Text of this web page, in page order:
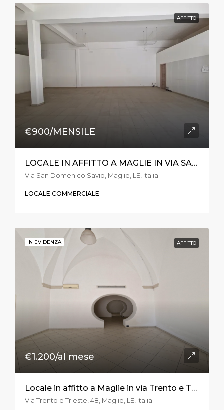
AFFITTO
€900/MENSILE
LOCALE IN AFFITTO A MAGLIE IN VIA SAN DOMENICO SAVIO
Via San Domenico Savio, Maglie, LE, Italia
LOCALE COMMERCIALE
IN EVIDENZA AFFITTO
€1.200/al mese
Locale in affitto a Maglie in via Trento e Trieste
Via Trento e Trieste, 48, Maglie, LE, Italia